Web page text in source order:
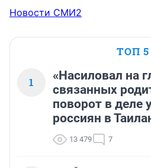
Новости СМИ2
ТОП 5
1
«Насиловал на
связанных
поворот в деле
россиян в
13 479 7